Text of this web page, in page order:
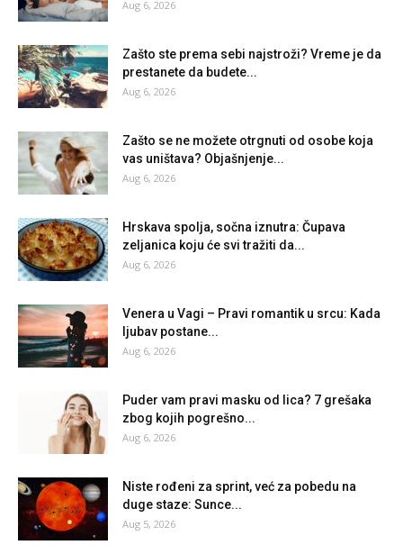
Aug 6, 2026
Zašto ste prema sebi najstroži? Vreme je da
prestanete da budete...
Aug 6, 2026
Zašto se ne možete otrgnuti od osobe koja
vas uništava? Objašnjenje...
Aug 6, 2026
Hrskava spolja, sočna iznutra: Čupava
zeljanica koju će svi tražiti da...
Aug 6, 2026
Venera u Vagi – Pravi romantik u srcu: Kada
ljubav postane...
Aug 6, 2026
Puder vam pravi masku od lica? 7 grešaka
zbog kojih pogrešno...
Aug 6, 2026
Niste rođeni za sprint, već za pobedu na
duge staze: Sunce...
Aug 5, 2026